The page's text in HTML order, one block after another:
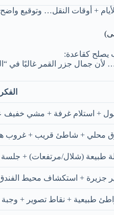
+ أوقات النقل… وتوقيع
يصلح كقاعدة:
لأن جمال جزر القمر غالبًا في
+ استلام غرفة + مشي خفيف
محلي + شاطئ قريب + غروب
طبيعة (شلال/مرتفعات) + جلسة
جزيرة + استكشاف محيط
طبيعية + نقاط تصوير + وجبة